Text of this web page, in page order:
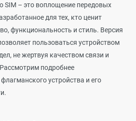
SIM – это воплощение передовых
для тех, кто ценит
функциональность и стиль. Версия
пользоваться устройством
не жертвуя качеством связи и
подробнее
устройства и его